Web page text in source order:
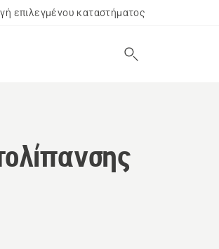
επιλεγμένου καταστήματος